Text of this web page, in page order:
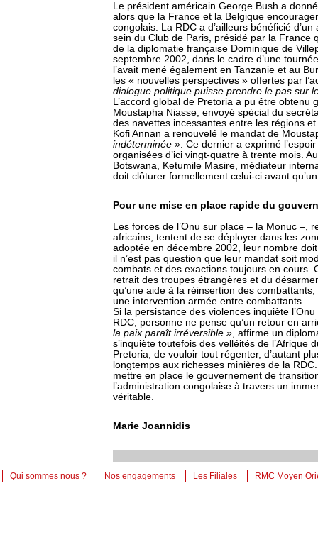
Le président américain George Bush a
alors que la France et la Belgique
congolais. La RDC a d’ailleurs bénéficié
sein du Club de Paris, présidé par la France
de la diplomatie française Dominique de
septembre 2002, dans le cadre d’une
l’avait mené également en Tanzanie et au
les « nouvelles perspectives » offertes par
dialogue politique puisse prendre le pas sur
L’accord global de Pretoria a pu être obtenu
Moustapha Niasse, envoyé spécial du
des navettes incessantes entre les régions
Kofi Annan a renouvelé le mandat de
indéterminée ». Ce dernier a exprimé
organisées d’ici vingt-quatre à trente mois.
Botswana, Ketumile Masire, médiateur
doit clôturer formellement celui-ci avant
Pour une mise en place rapide du
Les forces de l’Onu sur place – la Monuc –,
africains, tentent de se déployer dans les
adoptée en décembre 2002, leur nombre
il n’est pas question que leur mandat soit
combats et des exactions toujours en cours.
retrait des troupes étrangères et du
qu’une aide à la réinsertion des
une intervention armée entre combattants.
Si la persistance des violences inquiète
RDC, personne ne pense qu’un retour en
la paix paraît irréversible », affirme un
s’inquiète toutefois des velléités de l’Afrique
Pretoria, de vouloir tout régenter, d’autant
longtemps aux richesses minières de la
mettre en place le gouvernement de
l’administration congolaise à travers un
véritable.
Marie Joannidis
Qui sommes nous ? Nos engagements Les Filiales RMC Moyen